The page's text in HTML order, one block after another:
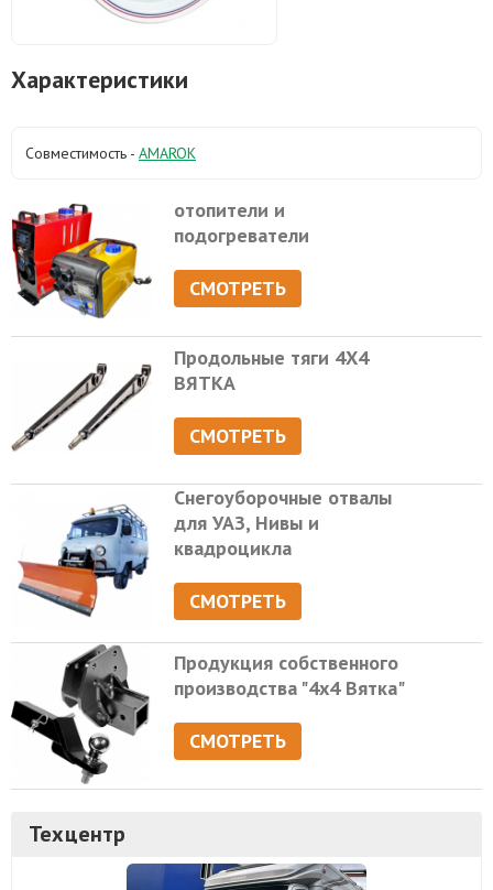
Характеристики
Совместимость - AMAROK
отопители и
подогреватели
СМОТРЕТЬ
Продольные тяги 4Х4
ВЯТКА
СМОТРЕТЬ
Снегоуборочные отвалы
для УАЗ, Нивы и
квадроцикла
СМОТРЕТЬ
Продукция собственного
производства "4х4 Вятка"
СМОТРЕТЬ
Техцентр